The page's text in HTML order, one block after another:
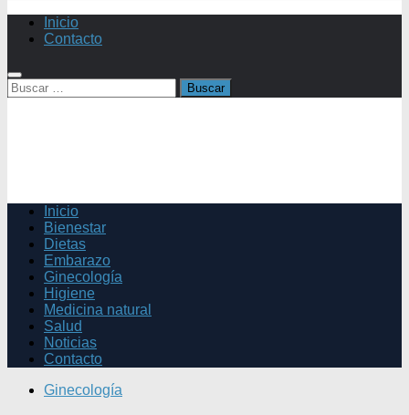
Inicio
Contacto
Buscar:
Inicio
Bienestar
Dietas
Embarazo
Ginecología
Higiene
Medicina natural
Salud
Noticias
Contacto
Ginecología